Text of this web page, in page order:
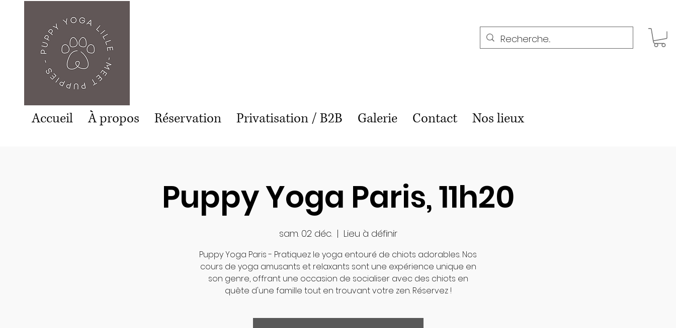
Accueil À propos Réservation Privatisation / B2B Galerie Contact Nos lieux
Puppy Yoga Paris, 11h20
sam. 02 déc.
  |
Lieu à définir
Puppy Yoga Paris - Pratiquez le yoga entouré de chiots adorables. Nos
cours de yoga amusants et relaxants sont une expérience unique en
son genre, offrant une occasion de socialiser avec des chiots en
quête d'une famille tout en trouvant votre zen. Réservez !